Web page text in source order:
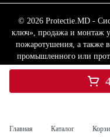
© 2026 Protectie.MD -
ключ», продажа и монтаж
пожаротушения, а также
промышленного или
Главная Каталог